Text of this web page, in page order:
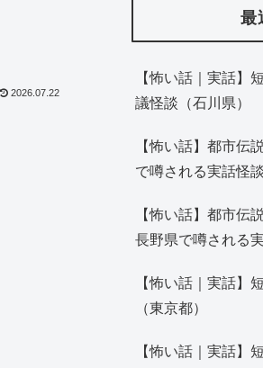
2026.07.22
最
【怖い話｜実話】
議怪談（石川県）
【怖い話】都市伝
で噂される実話怪談
【怖い話】都市伝
長野県で噂される
【怖い話｜実話】
（東京都）
【怖い話｜実話】